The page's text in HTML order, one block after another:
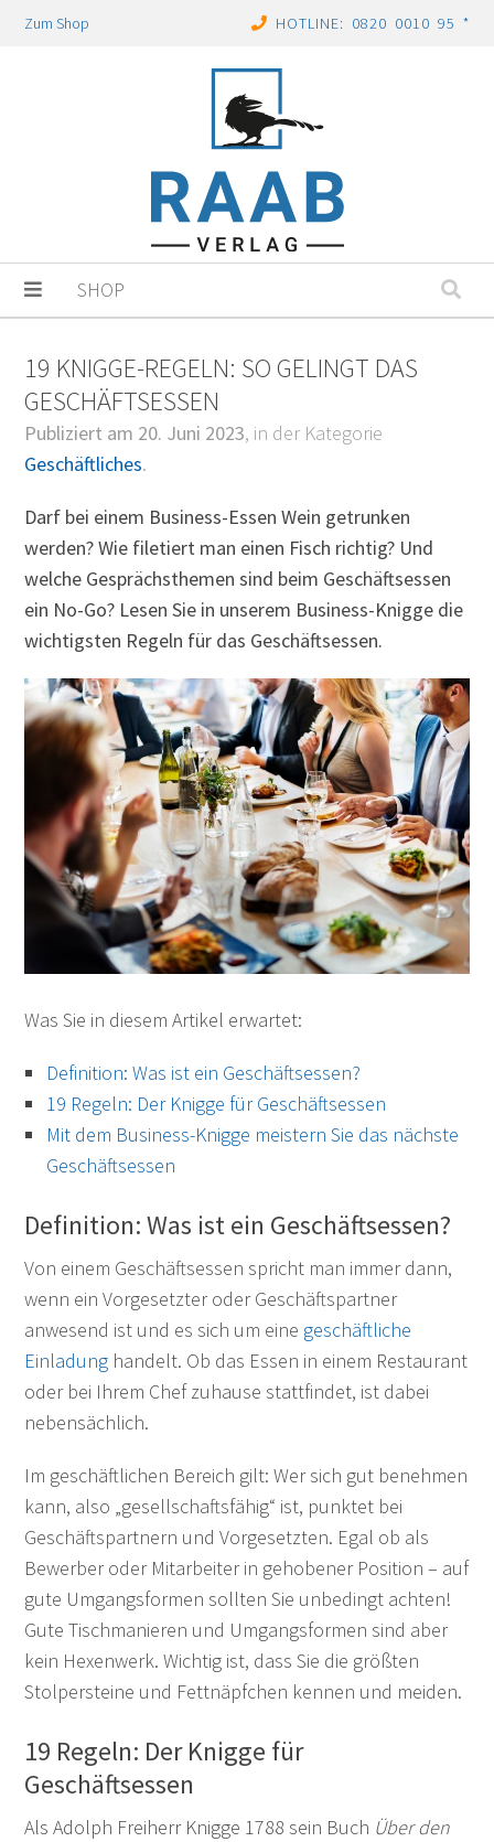
Zum Shop HOTLINE: 0820 0010 95 *
SHOP
19 KNIGGE-REGELN: SO GELINGT DAS
GESCHÄFTSESSEN
Publiziert am 20. Juni 2023, in der Kategorie
Geschäftliches.
Darf bei einem Business-Essen Wein getrunken
werden? Wie filetiert man einen Fisch richtig? Und
welche Gesprächsthemen sind beim Geschäftsessen
ein No-Go? Lesen Sie in unserem Business-Knigge die
wichtigsten Regeln für das Geschäftsessen.
Was Sie in diesem Artikel erwartet:
Definition: Was ist ein Geschäftsessen?
19 Regeln: Der Knigge für Geschäftsessen
Mit dem Business-Knigge meistern Sie das nächste
Geschäftsessen
Definition: Was ist ein Geschäftsessen?
Von einem Geschäftsessen spricht man immer dann,
wenn ein Vorgesetzter oder Geschäftspartner
anwesend ist und es sich um eine geschäftliche
Einladung handelt. Ob das Essen in einem Restaurant
oder bei Ihrem Chef zuhause stattfindet, ist dabei
nebensächlich.
Im geschäftlichen Bereich gilt: Wer sich gut benehmen
kann, also „gesellschaftsfähig“ ist, punktet bei
Geschäftspartnern und Vorgesetzten. Egal ob als
Bewerber oder Mitarbeiter in gehobener Position – auf
gute Umgangsformen sollten Sie unbedingt achten!
Gute Tischmanieren und Umgangsformen sind aber
kein Hexenwerk. Wichtig ist, dass Sie die größten
Stolpersteine und Fettnäpfchen kennen und meiden.
19 Regeln: Der Knigge für
Geschäftsessen
Als Adolph Freiherr Knigge 1788 sein Buch Über den